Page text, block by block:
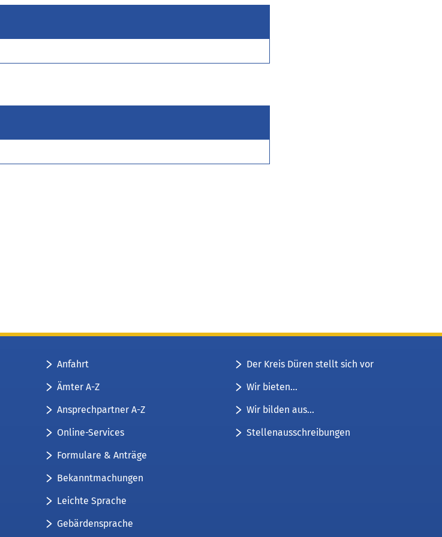
)
Anfahrt
Ämter A-Z
Ansprechpartner A-Z
Online-Services
Formulare & Anträge
Bekanntmachungen
Leichte Sprache
Gebärdensprache
Der Kreis Düren stellt sich vor
Wir bieten...
Wir bilden aus...
Stellenausschreibungen